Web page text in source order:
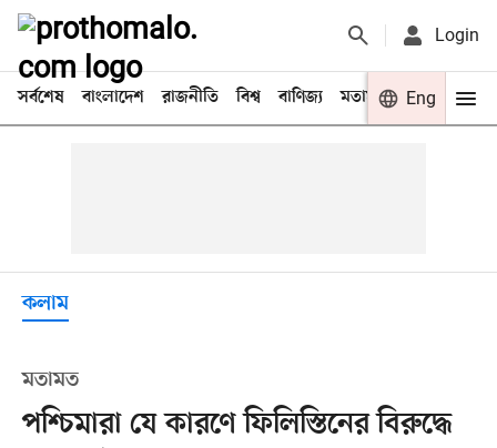
Login
সর্বশেষ বাংলাদেশ রাজনীতি বিশ্ব বাণিজ্য মতামত খেলা
Eng
কলাম
মতামত
পশ্চিমারা যে কারণে ফিলিস্তিনের বিরুদ্ধে